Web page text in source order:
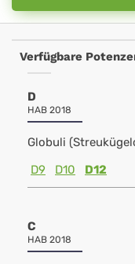
Verfügbare
D
HAB 2018
Globuli
D9
D10 D12
C
HAB 2018